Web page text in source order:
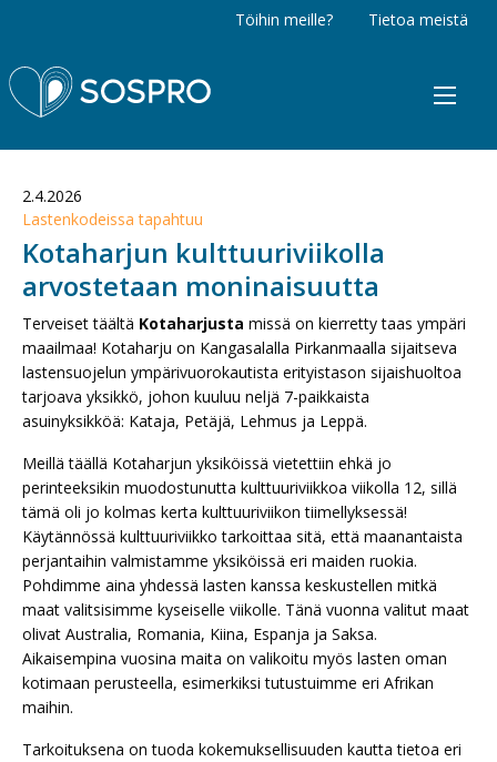
Tietoa meistä
Töihin meille?
Sospro
2.4.2026
Lastenkodeissa tapahtuu
Kotaharjun kulttuuriviikolla
arvostetaan moninaisuutta
Terveiset täältä Kotaharjusta missä on kierretty taas ympäri
maailmaa! Kotaharju on Kangasalalla Pirkanmaalla sijaitseva
lastensuojelun ympärivuorokautista erityistason sijaishuoltoa
tarjoava yksikkö, johon kuuluu neljä 7-paikkaista
asuinyksikköä: Kataja, Petäjä, Lehmus ja Leppä.
Meillä täällä Kotaharjun yksiköissä vietettiin ehkä jo
perinteeksikin muodostunutta kulttuuriviikkoa viikolla 12, sillä
tämä oli jo kolmas kerta kulttuuriviikon tiimellyksessä!
Käytännössä kulttuuriviikko tarkoittaa sitä, että maanantaista
perjantaihin valmistamme yksiköissä eri maiden ruokia.
Pohdimme aina yhdessä lasten kanssa keskustellen mitkä
maat valitsisimme kyseiselle viikolle. Tänä vuonna valitut maat
olivat Australia, Romania, Kiina, Espanja ja Saksa.
Aikaisempina vuosina maita on valikoitu myös lasten oman
kotimaan perusteella, esimerkiksi tutustuimme eri Afrikan
maihin.
Tarkoituksena on tuoda kokemuksellisuuden kautta tietoa eri